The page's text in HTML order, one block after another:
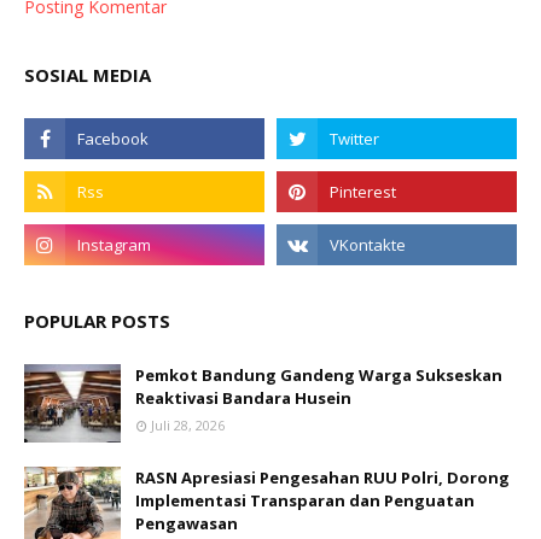
Posting Komentar
SOSIAL MEDIA
POPULAR POSTS
Pemkot Bandung Gandeng Warga Sukseskan
Reaktivasi Bandara Husein
Juli 28, 2026
RASN Apresiasi Pengesahan RUU Polri, Dorong
Implementasi Transparan dan Penguatan
Pengawasan